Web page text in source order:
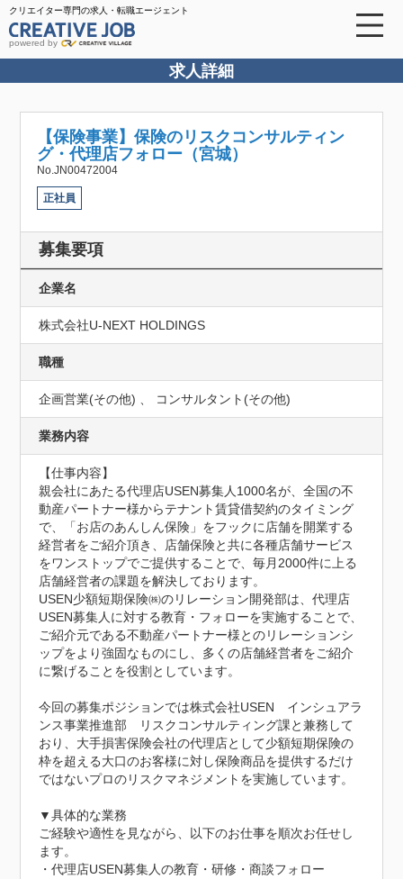
クリエイター専門の求人・転職エージェント
powered by
求人詳細
【保険事業】保険のリスクコンサルティン
グ・代理店フォロー（宮城）
No.JN00472004
正社員
募集要項
企業名
株式会社U‐NEXT HOLDINGS
職種
企画営業(その他) 、 コンサルタント(その他)
業務内容
【仕事内容】
親会社にあたる代理店USEN募集人1000名が、全国の不
動産パートナー様からテナント賃貸借契約のタイミング
で、「お店のあんしん保険」をフックに店舗を開業する
経営者をご紹介頂き、店舗保険と共に各種店舗サービス
をワンストップでご提供することで、毎月2000件に上る
店舗経営者の課題を解決しております。
USEN少額短期保険㈱のリレーション開発部は、代理店
USEN募集人に対する教育・フォローを実施することで、
ご紹介元である不動産パートナー様とのリレーションシ
ップをより強固なものにし、多くの店舗経営者をご紹介
に繋げることを役割としています。
今回の募集ポジションでは株式会社USEN　インシュアラ
ンス事業推進部　リスクコンサルティング課と兼務して
おり、大手損害保険会社の代理店として少額短期保険の
枠を超える大口のお客様に対し保険商品を提供するだけ
ではないプロのリスクマネジメントを実施しています。
▼具体的な業務
ご経験や適性を見ながら、以下のお仕事を順次お任せし
ます。
・代理店USEN募集人の教育・研修・商談フォロー